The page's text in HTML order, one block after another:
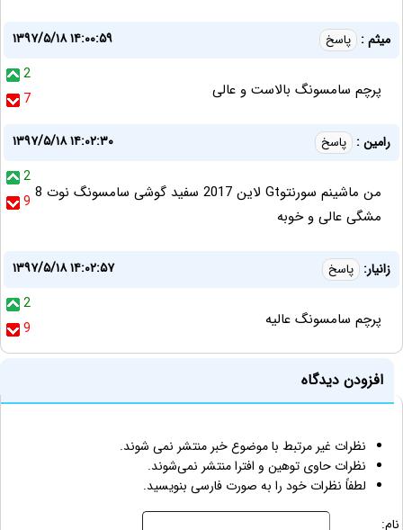
میثم : پاسخ
۱۳۹۷/۵/۱۸ ۱۴:۰۰:۵۹
2
7
پرچم سامسونگ بالاست و عالی
رامین : پاسخ
۱۳۹۷/۵/۱۸ ۱۴:۰۲:۳۰
2
9 من ماشینم سورنتوGt لاین 2017 سفید گوشی سامسونگ نوت 8
مشگی عالی و خوبه
زانیار: پاسخ
۱۳۹۷/۵/۱۸ ۱۴:۰۲:۵۷
2
9
پرچم سامسونگ عالیه
افزودن دیدگاه
نظرات غیر مرتبط با موضوع خبر منتشر نمی شوند.
نظرات حاوی توهین و افترا منتشر نمی‌شوند.
لطفاً نظرات خود را به صورت فارسی بنویسید.
نام: